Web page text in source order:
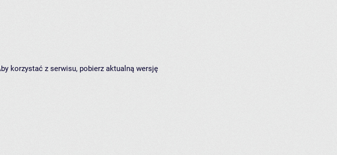
korzystać z serwisu, pobierz aktualną wersję